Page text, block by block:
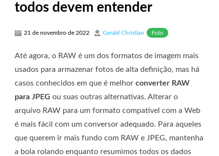
todos devem entender
21 de novembro de 2022 Gerald Christian Foto
Até agora, o RAW é um dos formatos de imagem mais
usados ​​para armazenar fotos de alta definição, mas há
casos conhecidos em que é melhor converter RAW
para JPEG ou suas outras alternativas. Alterar o
arquivo RAW para um formato compatível com a Web
é mais fácil com um conversor adequado. Para aqueles
que querem ir mais fundo com RAW e JPEG, mantenha
a bola rolando enquanto resumimos todos os dados